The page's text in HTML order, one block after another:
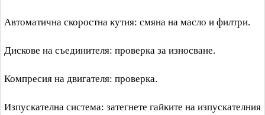
Автоматична скоростна кутия: смяна на масло и филтри.
Дискове на съединителя: проверка за износване.
Компресия на двигателя: проверка.
Изпускателна система: затегнете гайките на изпускателния